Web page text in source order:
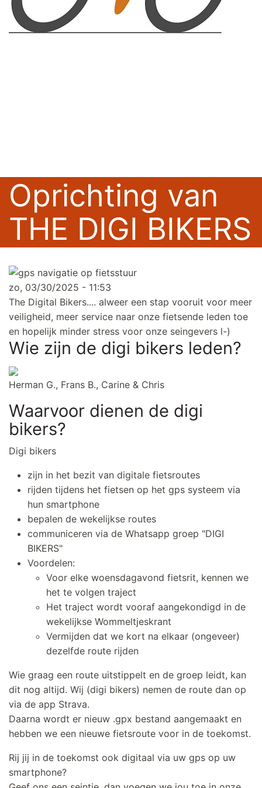
Oprichting van
THE DIGI BIKERS
zo, 03/30/2025 - 11:53
The Digital Bikers.... alweer een stap vooruit voor meer
veiligheid, meer service naar onze fietsende leden toe
en hopelijk minder stress voor onze seingevers l-)
Wie zijn de digi bikers leden?
Herman G., Frans B., Carine & Chris
Waarvoor dienen de digi
bikers?
Digi bikers
zijn in het bezit van digitale fietsroutes
rijden tijdens het fietsen op het gps systeem via
hun smartphone
bepalen de wekelijkse routes
communiceren via de Whatsapp groep "DIGI
BIKERS"
Voordelen:
Voor elke woensdagavond fietsrit, kennen we
het te volgen traject
Het traject wordt vooraf aangekondigd in de
wekelijkse Wommeltjeskrant
Vermijden dat we kort na elkaar (ongeveer)
dezelfde route rijden
Wie graag een route uitstippelt en de groep leidt, kan
dit nog altijd. Wij (digi bikers) nemen de route dan op
via de app Strava.
Daarna wordt er nieuw .gpx bestand aangemaakt en
hebben we een nieuwe fietsroute voor in de toekomst.
Rij jij in de toekomst ook digitaal via uw gps op uw
smartphone?